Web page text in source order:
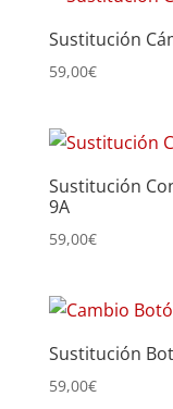
Sustitución
59,00€
Sustitución
9A
59,00€
Sustitución
59,00€